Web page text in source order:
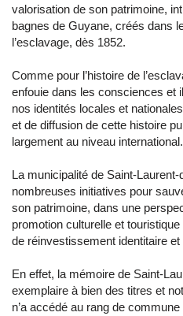
valorisation de son patrimoine,
bagnes de Guyane, créés dans
l’esclavage, dès 1852.
Comme pour l’histoire de
enfouie dans les consciences et
nos identités locales et
et de diffusion de cette histoire
largement au niveau international.
La municipalité de Saint-
nombreuses initiatives pour
son patrimoine, dans une
promotion culturelle et
de réinvestissement identitaire et
En effet, la mémoire de Saint-
exemplaire à bien des titres et
n’a accédé au rang de